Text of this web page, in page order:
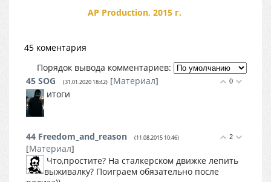
AP Production, 2015 г.
45 коментария
Порядок вывода комментариев:
0
45 SOG (31.01.2020 18:42) [Материал]
итоги
2
44 Freedom_and_reason (11.08.2015 10:46)
[Материал]
Что,простите? На сталкерском движке лепить
выживалку? Поиграем обязательно после